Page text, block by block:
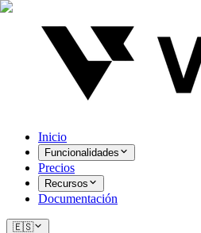
Inicio
Funcionalidades
Precios
Recursos
Documentación
🇪🇸